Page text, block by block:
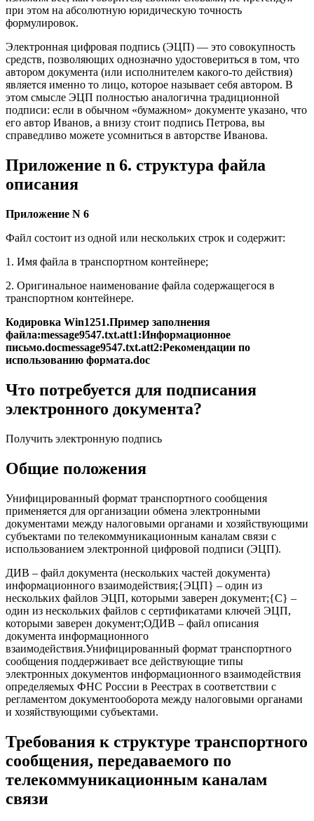
при этом на абсолютную юридическую точность
формулировок.
Электронная цифровая подпись (ЭЦП) — это совокупность
средств, позволяющих однозначно удостовериться в том, что
автором документа (или исполнителем какого-то действия)
является именно то лицо, которое называет себя автором. В
этом смысле ЭЦП полностью аналогична традиционной
подписи: если в обычном «бумажном» документе указано, что
его автор Иванов, а внизу стоит подпись Петрова, вы
справедливо можете усомниться в авторстве Иванова.
Приложение n 6. структура файла
описания
Приложение N 6
Файл состоит из одной или нескольких строк и содержит:
1. Имя файла в транспортном контейнере;
2. Оригинальное наименование файла содержащегося в
транспортном контейнере.
Кодировка Win1251.Пример заполнения
файла:message9547.txt.att1:Информационное
письмо.docmessage9547.txt.att2:Рекомендации по
использованию формата.doc
Что потребуется для подписания
электронного документа?
Получить электронную подпись
Общие положения
Унифицированный формат транспортного сообщения
применяется для организации обмена электронными
документами между налоговыми органами и хозяйствующими
субъектами по телекоммуникационным каналам связи с
использованием электронной цифровой подписи (ЭЦП).
ДИВ – файл документа (нескольких частей документа)
информационного взаимодействия;{ЭЦП} – один из
нескольких файлов ЭЦП, которыми заверен документ;{С} –
один из нескольких файлов с сертификатами ключей ЭЦП,
которыми заверен документ;ОДИВ – файл описания
документа информационного
взаимодействия.Унифицированный формат транспортного
сообщения поддерживает все действующие типы
электронных документов информационного взаимодействия
определяемых ФНС России в Реестрах в соответствии с
регламентом документооборота между налоговыми органами
и хозяйствующими субъектами.
Требования к структуре транспортного
сообщения, передаваемого по
телекоммуникационным каналам
связи